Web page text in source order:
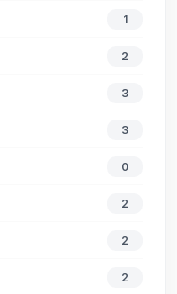
1
2
3
3
0
2
2
2